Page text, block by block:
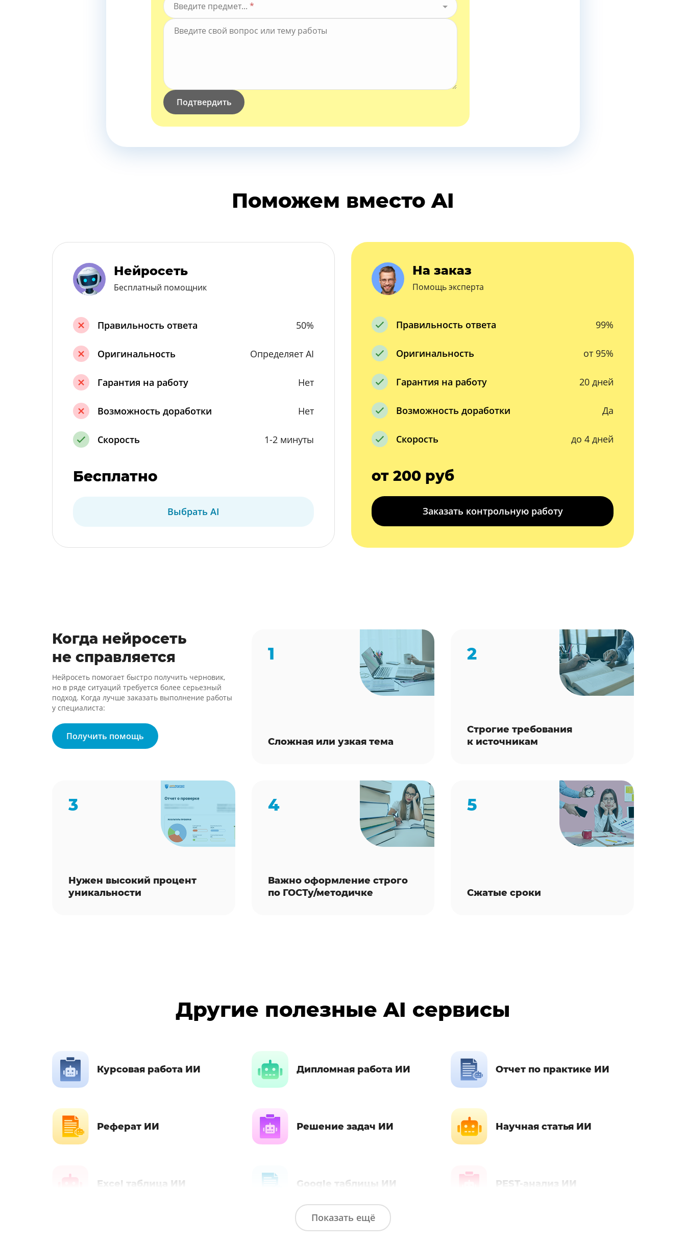
Введите предмет... *
Подтвердить
Поможем вместо AI
Нейросеть
Бесплатный помощник
Правильность ответа 50%
Оригинальность Определяет AI
Гарантия на работу Нет
Возможность доработки Нет
Скорость 1-2 минуты
Бесплатно
Выбрать AI
На заказ
Помощь эксперта
Правильность ответа 99%
Оригинальность от 95%
Гарантия на работу 20 дней
Возможность доработки Да
Скорость до 4 дней
от 200 руб
Заказать контрольную работу
Когда нейросеть
не справляется
Нейросеть помогает быстро получить черновик,
но в ряде ситуаций требуется более серьезный
подход. Когда лучше заказать выполнение работы
у специалиста:
Получить помощь
1
Сложная или узкая тема
2
Строгие требования
к источникам
3
Нужен высокий процент
уникальности
4
Важно оформление строго
по ГОСТу/методичке
5
Сжатые сроки
Другие полезные AI сервисы
Курсовая работа ИИ Дипломная работа ИИ Отчет по практике ИИ
Реферат ИИ Решение задач ИИ Научная статья ИИ
Excel таблица ИИ Google таблицы ИИ PEST-анализ ИИ
Показать ещё